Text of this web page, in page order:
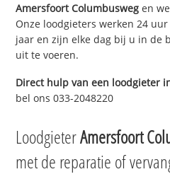
Amersfoort Columbusweg en
Onze loodgieters werken 24
jaar en zijn elke dag bij u in de
uit te voeren.
Direct hulp van een loodgieter
bel ons 033-2048220
LoodgieterAmersfoort
met de reparatie of